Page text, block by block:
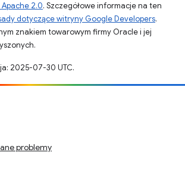
2.0. Szczegółowe informacje na ten
dotyczące witryny Google Developers.
znakiem towarowym firmy Oracle i jej
2025-07-30 UTC.
problemy